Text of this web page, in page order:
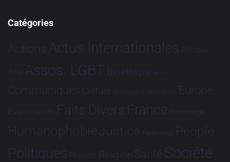
Catégories
Actions Actus Internationales Afrique
Asie Assos. LGBT Bioéthique Brève
Communiqués Culture Dialogues France-Brésil Europe
Evénements Faits Divers France Hommage
HumanophobieJustice Partenariat People
Politiques Projets Religion Santé Société